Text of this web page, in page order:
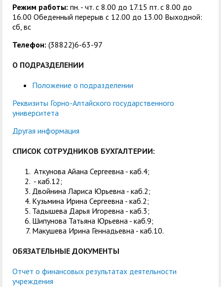
Режим работы: пн. - чт. с 8.00 до 17.15 пт. c 8.00 до
16.00 Обеденный перерыв с 12.00 до 13.00 Выходной:
сб, вс
Телефон: (38822)6-63-97
О ПОДРАЗДЕЛЕНИИ
Положение о подразделении
Реквизиты Горно-Алтайского государственного
университета
Другая информация
СПИСОК СОТРУДНИКОВ БУХГАЛТЕРИИ:
Аткунова Айана Сергеевна - каб.4;
- каб.12;
Двойнина Лариса Юрьевна - каб.2;
Кузьмина Ирина Сергеевна - каб.2;
Тадышева Дарья Игоревна - каб.3;
Шипунова Татьяна Юрьевна - каб.9;
Макушева Ирина Геннадьевна - каб.10.
ОБЯЗАТЕЛЬНЫЕ ДОКУМЕНТЫ
Отчет о финансовых результатах деятельности
учреждения